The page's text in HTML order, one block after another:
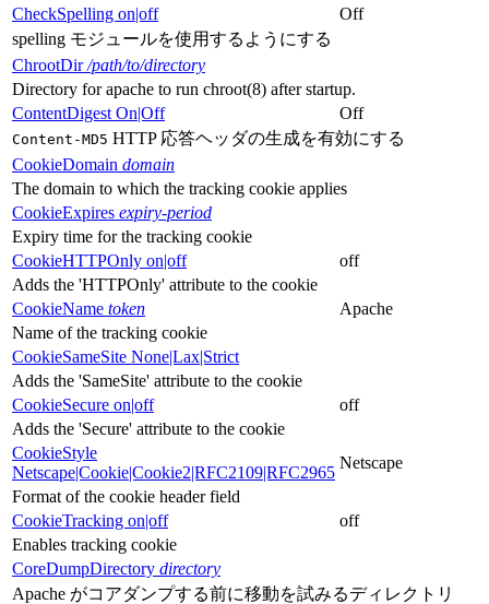
CheckSpelling on|off
Off
spelling モジュールを使用するようにする
ChrootDir/path/to/directory
Directory for apache to run chroot(8) after startup.
ContentDigest On|Off
Off
Content-MD5 HTTP 応答ヘッダの生成を有効にする
CookieDomain domain
The domain to which the tracking cookie applies
CookieExpires expiry-period
Expiry time for the tracking cookie
CookieHTTPOnly on|off
off
Adds the 'HTTPOnly' attribute to the cookie
CookieName token
Apache
Name of the tracking cookie
CookieSameSite None|Lax|Strict
Adds the 'SameSite' attribute to the cookie
CookieSecure on|off
off
Adds the 'Secure' attribute to the cookie
CookieStyle
Netscape|Cookie|Cookie2|RFC2109|RFC2965
Netscape
Format of the cookie header field
CookieTracking on|off
off
Enables tracking cookie
CoreDumpDirectory directory
Apache がコアダンプする前に移動を試みるディレクトリ